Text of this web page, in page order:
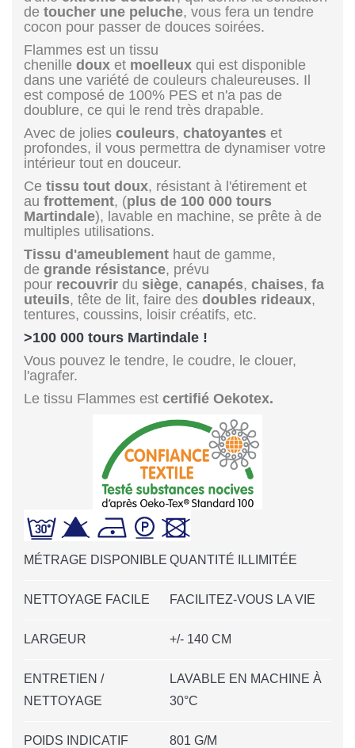
de toucher une peluche, vous fera un tendre
cocon pour passer de douces soirées.
Flammes est un tissu
chenille doux et moelleux qui est disponible
dans une variété de couleurs chaleureuses. Il
est composé de 100% PES et n'a pas de
doublure, ce qui le rend très drapable.
Avec de jolies couleurs, chatoyantes et
profondes, il vous permettra de dynamiser votre
intérieur tout en douceur.
Ce tissu tout doux, résistant à l'étirement et
au frottement, (plus de 100 000 tours
Martindale), lavable en machine, se prête à de
multiples utilisations.
Tissu d'ameublement haut de gamme,
de grande résistance, prévu
pour recouvrir du siège, canapés, chaises, fa
uteuils, tête de lit, faire des doubles rideaux,
tentures, coussins, loisir créatifs, etc.
>100 000 tours Martindale !
Vous pouvez le tendre, le coudre, le clouer,
l'agrafer.
Le tissu Flammes est certifié Oekotex.
MÉTRAGE DISPONIBLE QUANTITÉ ILLIMITÉE
NETTOYAGE FACILE FACILITEZ-VOUS LA VIE
LARGEUR +/- 140 CM
ENTRETIEN /
NETTOYAGE
LAVABLE EN MACHINE À
30°C
POIDS INDICATIF 801 G/M